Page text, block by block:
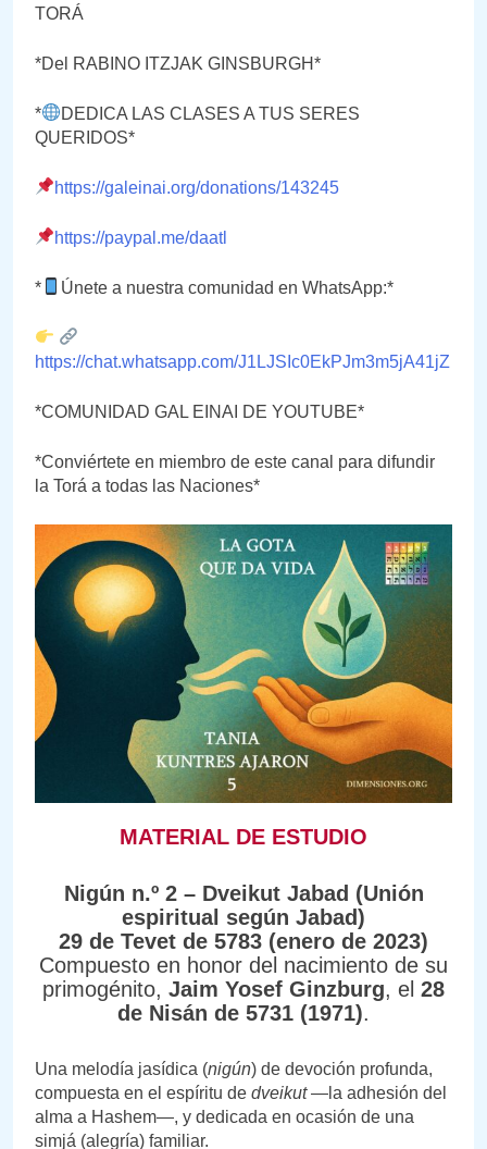
TORÁ
*Del RABINO ITZJAK GINSBURGH*
*
DEDICA LAS CLASES A TUS SERES
QUERIDOS*
https://galeinai.org/donations/143245
https://paypal.me/daatl
* Únete a nuestra comunidad en WhatsApp:*
https://chat.whatsapp.com/J1LJSIc0EkPJm3m5jA41jZ
*COMUNIDAD GAL EINAI DE YOUTUBE*
*Conviértete en miembro de este canal para difundir
la Torá a todas las Naciones*
MATERIAL DE ESTUDIO
Nigún n.º 2 – Dveikut Jabad (Unión
espiritual según Jabad)
29 de Tevet de 5783 (enero de 2023)
Compuesto en honor del nacimiento de su
primogénito, Jaim Yosef Ginzburg, el 28
de Nisán de 5731 (1971).
Una melodía jasídica (nigún) de devoción profunda,
compuesta en el espíritu de dveikut—la adhesión del
alma a Hashem—, y dedicada en ocasión de una
simjá (alegría) familiar.